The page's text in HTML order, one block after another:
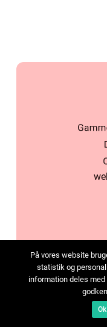
På vores website
statistik og
information deles
Ok